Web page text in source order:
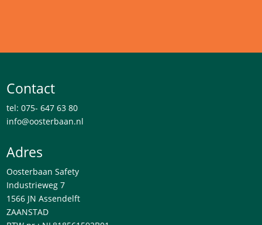
Contact
tel: 075- 647 63 80
info@oosterbaan.nl
Adres
Oosterbaan Safety
Industrieweg 7
1566 JN Assendelft
ZAANSTAD